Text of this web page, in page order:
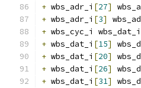
+ wbs_adr_i [27]
+ wbs_adr_i [3]
+ wbs_cyc_i wbs_dat_i
+ wbs_dat_i [15]
+ wbs_dat_i [20]
+ wbs_dat_i [26]
+ wbs_dat_i [31]